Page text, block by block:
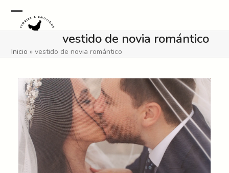
contentOpen
menu
Close
menu
vestido de novia romántico
Inicio »vestido de novia romántico